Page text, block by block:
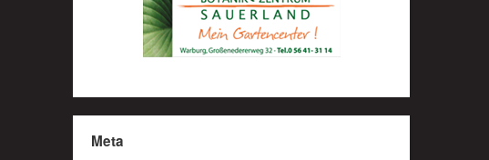
Meta